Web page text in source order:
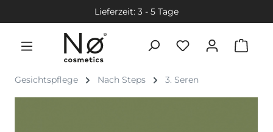
Lieferzeit: 3 - 5 Tage
Gesichtspflege Nach Steps 3. Seren